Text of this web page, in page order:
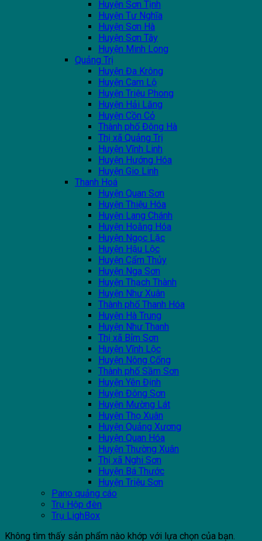
Huyện Sơn Tịnh
Huyện Tư Nghĩa
Huyện Sơn Hà
Huyện Sơn Tây
Huyện Minh Long
Quảng Trị
Huyện Đa Krông
Huyện Cam Lộ
Huyện Triệu Phong
Huyện Hải Lăng
Huyện Cồn Cỏ
Thành phố Đông Hà
Thị xã Quảng Trị
Huyện Vĩnh Linh
Huyện Hướng Hóa
Huyện Gio Linh
Thanh Hoá
Huyện Quan Sơn
Huyện Thiệu Hóa
Huyện Lang Chánh
Huyện Hoằng Hóa
Huyện Ngọc Lặc
Huyện Hậu Lộc
Huyện Cẩm Thủy
Huyện Nga Sơn
Huyện Thạch Thành
Huyện Như Xuân
Thành phố Thanh Hóa
Huyện Hà Trung
Huyện Như Thanh
Thị xã Bỉm Sơn
Huyện Vĩnh Lộc
Huyện Nông Cống
Thành phố Sầm Sơn
Huyện Yên Định
Huyện Đông Sơn
Huyện Mường Lát
Huyện Thọ Xuân
Huyện Quảng Xương
Huyện Quan Hóa
Huyện Thường Xuân
Thị xã Nghi Sơn
Huyện Bá Thước
Huyện Triệu Sơn
Pano quảng cáo
Trụ Hộp đèn
Trụ LighBox
Không tìm thấy sản phẩm nào khớp với lựa chọn của bạn.